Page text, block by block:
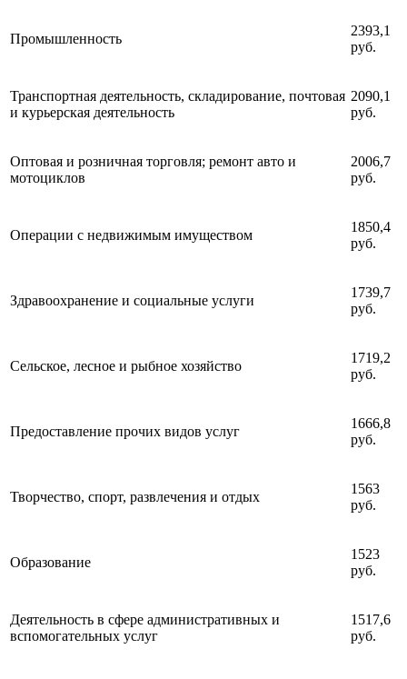
Промышленность
2393,1
руб.
Транспортная деятельность, складирование, почтовая
и курьерская деятельность
2090,1
руб.
Оптовая и розничная торговля; ремонт авто и
мотоциклов
2006,7
руб.
Операции с недвижимым имуществом
1850,4
руб.
Здравоохранение и социальные услуги
1739,7
руб.
Сельское, лесное и рыбное хозяйство
1719,2
руб.
Предоставление прочих видов услуг
1666,8
руб.
Творчество, спорт, развлечения и отдых
1563
руб.
Образование
1523
руб.
Деятельность в сфере административных и
вспомогательных услуг
1517,6
руб.